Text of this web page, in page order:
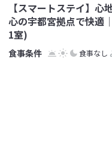
【スマートステイ】
心の宇都宮拠点で快適
1室)
食事なし